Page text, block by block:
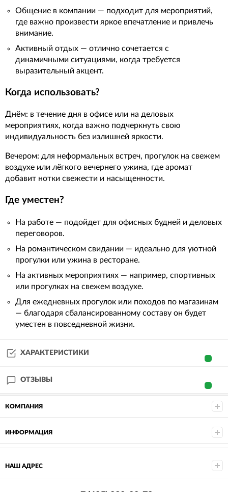
Общение в компании — подходит для мероприятий,
где важно произвести яркое впечатление и привлечь
внимание.
Активный отдых — отлично сочетается с
динамичными ситуациями, когда требуется
выразительный акцент.
Когда использовать?
Днём: в течение дня в офисе или на деловых
мероприятиях, когда важно подчеркнуть свою
индивидуальность без излишней яркости.
Вечером: для неформальных встреч, прогулок на свежем
воздухе или лёгкого вечернего ужина, где аромат
добавит нотки свежести и насыщенности.
Где уместен?
На работе — подойдет для офисных будней и деловых
переговоров.
На романтическом свидании — идеально для уютной
прогулки или ужина в ресторане.
На активных мероприятиях — например, спортивных
или прогулках на свежем воздухе.
Для ежедневных прогулок или походов по магазинам
— благодаря сбалансированному составу он будет
уместен в повседневной жизни.
ХАРАКТЕРИСТИКИ
ОТЗЫВЫ
КОМПАНИЯ
ИНФОРМАЦИЯ
НАШ АДРЕС